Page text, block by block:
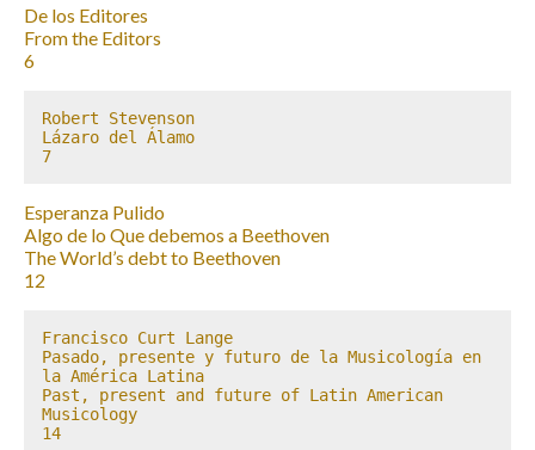
De los Editores
From the Editors
6
Robert Stevenson
Lázaro del Álamo
7
Esperanza Pulido
Algo de lo Que debemos a Beethoven
The World’s debt to Beethoven
12
Francisco Curt Lange
Pasado, presente y futuro de la Musicología en
la América Latina
Past, present and future of Latin American
Musicology
14